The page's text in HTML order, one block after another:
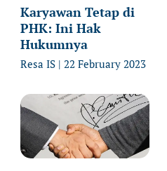
Karyawan Tetap di
PHK: Ini Hak
Hukumnya
Resa IS 22 February 2023